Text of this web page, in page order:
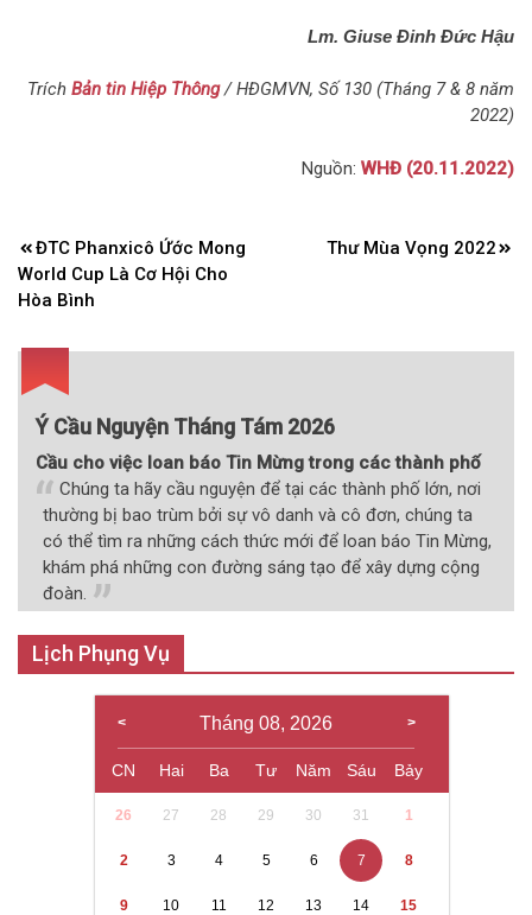
Lm. Giuse Đinh Đức Hậu
Trích Bản tin Hiệp Thông/ HĐGMVN, Số 130 (Tháng 7 & 8 năm
2022)
Nguồn: WHĐ (20.11.2022)
Điều
hướng
bài
ĐTC Phanxicô Ứớc Mong
World Cup Là Cơ Hội Cho
Hòa Bình
Thư Mùa Vọng 2022
Ý Cầu Nguyện Tháng Tám 2026
Cầu cho việc loan báo Tin Mừng trong các thành phố
Chúng ta hãy cầu nguyện để tại các thành phố lớn, nơi
thường bị bao trùm bởi sự vô danh và cô đơn, chúng ta
có thể tìm ra những cách thức mới để loan báo Tin Mừng,
khám phá những con đường sáng tạo để xây dựng cộng
đoàn.
Lịch Phụng Vụ
Tháng 08, 2026
CN Hai Ba Tư Năm Sáu Bảy
26 27 28 29 30 31 1
2 3 4 5 6 7 8
9 10 11 12 13 14 15